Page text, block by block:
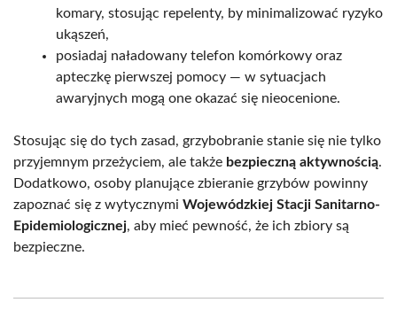
komary, stosując repelenty, by minimalizować ryzyko
ukąszeń,
posiadaj naładowany telefon komórkowy oraz
apteczkę pierwszej pomocy — w sytuacjach
awaryjnych mogą one okazać się nieocenione.
Stosując się do tych zasad, grzybobranie stanie się nie tylko
przyjemnym przeżyciem, ale także bezpieczną aktywnością.
Dodatkowo, osoby planujące zbieranie grzybów powinny
zapoznać się z wytycznymi Wojewódzkiej Stacji Sanitarno-
Epidemiologicznej, aby mieć pewność, że ich zbiory są
bezpieczne.